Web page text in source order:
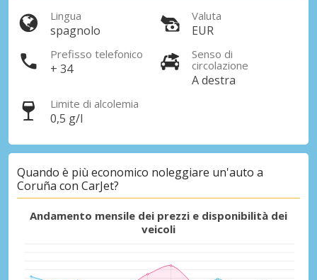
Accedi con eLink
Lingua
spagnolo
Valuta
EUR
Prefisso telefonico
+ 34
Senso di
circolazione
A destra
Limite di alcolemia
0,5 g/l
Quando è più economico noleggiare un'auto a
Coruña con CarJet?
Andamento mensile dei prezzi e disponibilità dei
veicoli